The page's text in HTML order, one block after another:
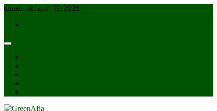
Skip
content
dimanche, août 09, 2026